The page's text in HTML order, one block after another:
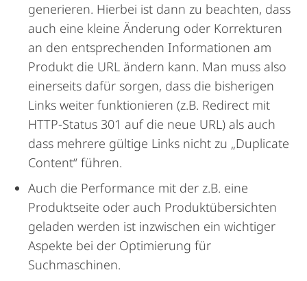
generieren. Hierbei ist dann zu beachten, dass
auch eine kleine Änderung oder Korrekturen
an den entsprechenden Informationen am
Produkt die URL ändern kann. Man muss also
einerseits dafür sorgen, dass die bisherigen
Links weiter funktionieren (z.B. Redirect mit
HTTP-Status 301 auf die neue URL) als auch
dass mehrere gültige Links nicht zu „Duplicate
Content“ führen.
Auch die Performance mit der z.B. eine
Produktseite oder auch Produktübersichten
geladen werden ist inzwischen ein wichtiger
Aspekte bei der Optimierung für
Suchmaschinen.